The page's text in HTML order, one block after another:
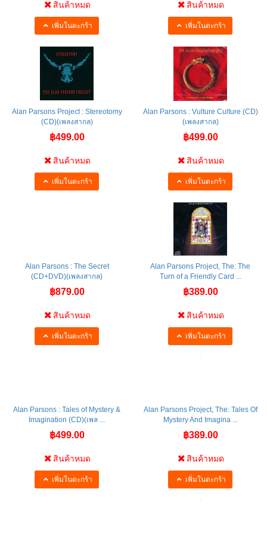
สินค้าหมด
เพิ่มในตะกร้า
สินค้าหมด
เพิ่มในตะกร้า
Alan Parsons Project : Stereotomy
(CD)(เพลงสากล)
฿499.00
สินค้าหมด
เพิ่มในตะกร้า
Alan Parsons : Vulture Culture (CD)
(เพลงสากล)
฿499.00
สินค้าหมด
เพิ่มในตะกร้า
Alan Parsons : The Secret
(CD+DVD)(เพลงสากล)
฿879.00
สินค้าหมด
เพิ่มในตะกร้า
Alan Parsons Project, The: The
Turn of a Friendly Card ...
฿389.00
สินค้าหมด
เพิ่มในตะกร้า
Alan Parsons : Tales of Mystery &
Imagination (CD)(เพล ...
฿499.00
สินค้าหมด
เพิ่มในตะกร้า
Alan Parsons Project, The: Tales Of
Mystery And Imagina ...
฿389.00
สินค้าหมด
เพิ่มในตะกร้า